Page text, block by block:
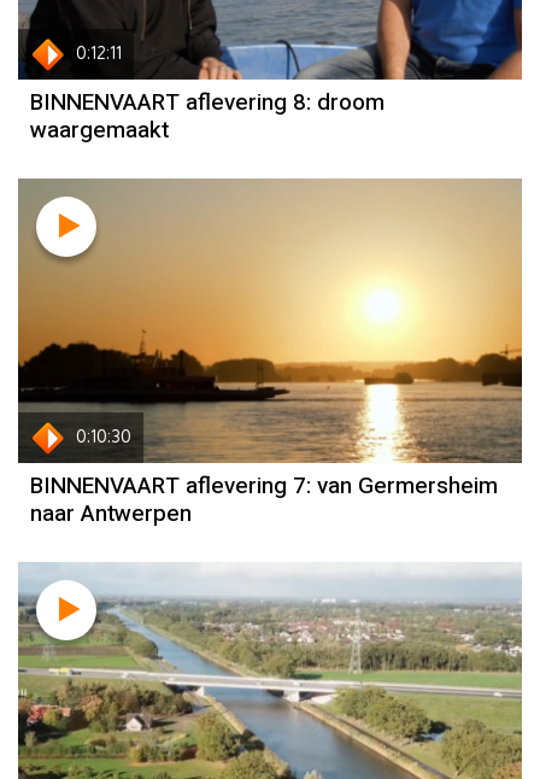
0:12:11
BINNENVAART aflevering 8: droom
waargemaakt
0:10:30
BINNENVAART aflevering 7: van Germersheim
naar Antwerpen